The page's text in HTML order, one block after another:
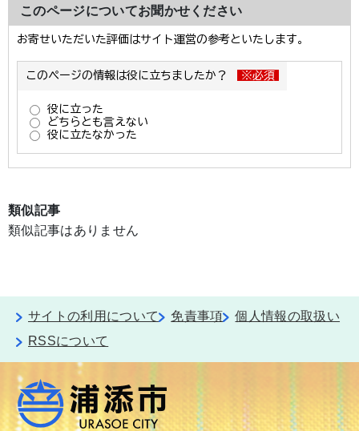
このページについてお聞かせください
類似記事
類似記事はありません
サイトの利用について 免責事項
個人情報の取扱い
RSSについて